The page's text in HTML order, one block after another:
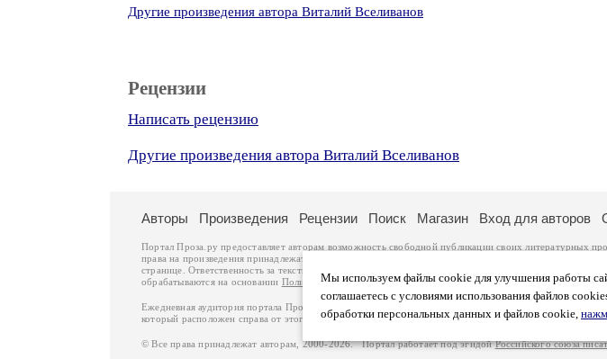
Другие произведения автора Виталий Вселиванов
Рецензии
Написать рецензию
Другие произведения автора Виталий Вселиванов
Мы используем файлы cookie для улучшения работы
соглашаетесь с условиями использования файлов
обработки персональных данных и файлов cookie,
Авторы Произведения Рецензии Поиск Магазин Вход для авторов
Портал Проза.ру предоставляет авторам возможность свободной публикации своих литературных
права на произведения принадлежат авторам и охраняются
. Перепечатка произведений
странице. Ответственность за тексты произведений авторы несут самостоятельно на основании
обрабатываются на основании Политики обработки персональных данных. Вы также можете
Ежедневная аудитория портала Проза.ру – порядка 100 тысяч посетителей, которые в общей сумме
который расположен справа от этого текста. В каждой графе указано по две цифры: количество
© Все права принадлежат авторам, 2000-2026. Портал работает под эгидойРоссийского союза